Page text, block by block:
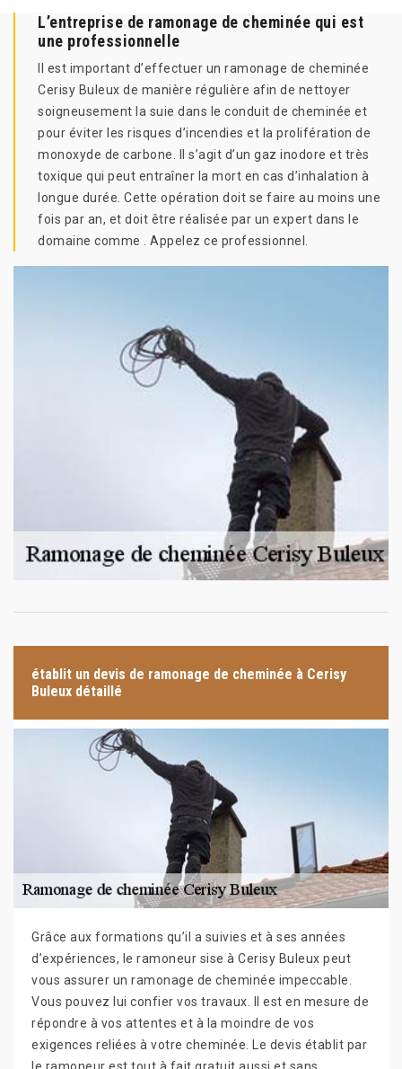
L’entreprise de ramonage de cheminée qui est
une professionnelle
Il est important d’effectuer un ramonage de cheminée
Cerisy Buleux de manière régulière afin de nettoyer
soigneusement la suie dans le conduit de cheminée et
pour éviter les risques d’incendies et la prolifération de
monoxyde de carbone. Il s’agit d’un gaz inodore et très
toxique qui peut entraîner la mort en cas d’inhalation à
longue durée. Cette opération doit se faire au moins une
fois par an, et doit être réalisée par un expert dans le
domaine comme . Appelez ce professionnel.
établit un devis de ramonage de cheminée à Cerisy
Buleux détaillé
Grâce aux formations qu’il a suivies et à ses années
d’expériences, le ramoneur sise à Cerisy Buleux peut
vous assurer un ramonage de cheminée impeccable.
Vous pouvez lui confier vos travaux. Il est en mesure de
répondre à vos attentes et à la moindre de vos
exigences reliées à votre cheminée. Le devis établit par